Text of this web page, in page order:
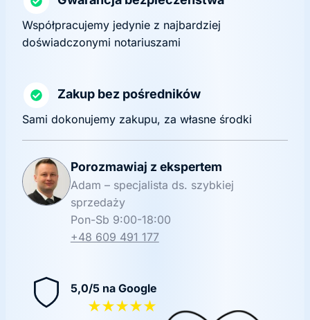
Współpracujemy jedynie z najbardziej
doświadczonymi notariuszami
Zakup bez pośredników
Sami dokonujemy zakupu, za własne środki
Porozmawiaj z ekspertem
Adam – specjalista ds. szybkiej
sprzedaży
Pon-Sb 9:00-18:00
+48 609 491 177
5,0/5 na Google
★★★★★